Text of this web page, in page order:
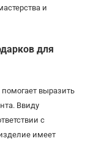
и
для
выразить
Ввиду
с
имеет